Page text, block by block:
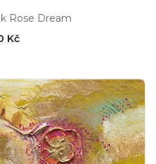
Rose Dream
Kč